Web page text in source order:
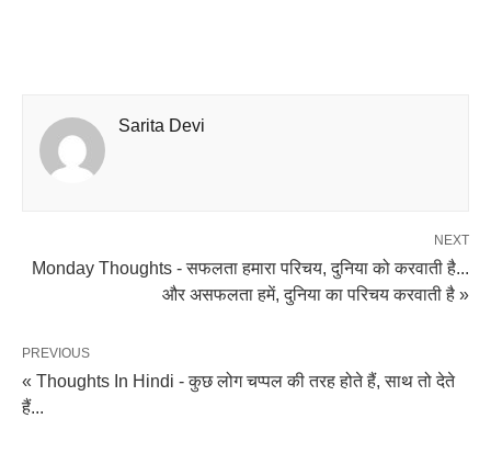
Sarita Devi
NEXT
Monday Thoughts - सफलता हमारा परिचय, दुनिया को करवाती है...
और असफलता हमें, दुनिया का परिचय करवाती है »
PREVIOUS
« Thoughts In Hindi - कुछ लोग चप्पल की तरह होते हैं, साथ तो देते
हैं...